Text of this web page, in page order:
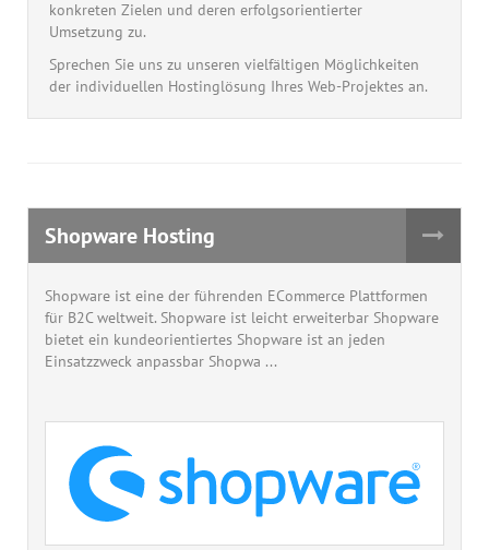
konkreten Zielen und deren erfolgsorientierter
Umsetzung zu.
Sprechen Sie uns zu unseren vielfältigen Möglichkeiten
der individuellen Hostinglösung Ihres Web-Projektes an.
Shopware Hosting
Shopware ist eine der führenden ECommerce Plattformen
für B2C weltweit. Shopware ist leicht erweiterbar Shopware
bietet ein kundeorientiertes Shopware ist an jeden
Einsatzzweck anpassbar Shopwa ...